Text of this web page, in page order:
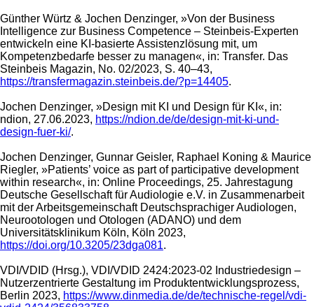
Günther Würtz & Jochen Denzinger, »Von der Business
Intelligence zur Business Competence – Steinbeis-Experten
entwickeln eine KI-basierte Assistenzlösung mit, um
Kompetenzbedarfe besser zu managen«, in: Transfer. Das
Steinbeis Magazin, No. 02/2023, S. 40–43,
https://transfermagazin.steinbeis.de/?p=14405.
Jochen Denzinger, »Design mit KI und Design für KI«, in:
ndion, 27.06.2023, https://ndion.de/de/design-mit-ki-und-
design-fuer-ki/.
Jochen Denzinger, Gunnar Geisler, Raphael Koning & Maurice
Riegler, »Patients’ voice as part of participative development
within research«, in: Online Proceedings, 25. Jahrestagung
Deutsche Gesellschaft für Audiologie e.V. in Zusammenarbeit
mit der Arbeitsgemeinschaft Deutschsprachiger Audiologen,
Neurootologen und Otologen (ADANO) und dem
Universitätsklinikum Köln, Köln 2023,
https://doi.org/10.3205/23dga081.
VDI/VDID (Hrsg.), VDI/VDID 2424:2023-02 Industriedesign –
Nutzerzentrierte Gestaltung im Produktentwicklungsprozess,
Berlin 2023, https://www.dinmedia.de/de/technische-regel/vdi-